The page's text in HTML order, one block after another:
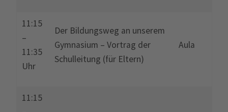
11:15
–
11:35
Uhr
Der Bildungsweg an unserem
Gymnasium – Vortrag der
Schulleitung (für Eltern)
Aula
11:15